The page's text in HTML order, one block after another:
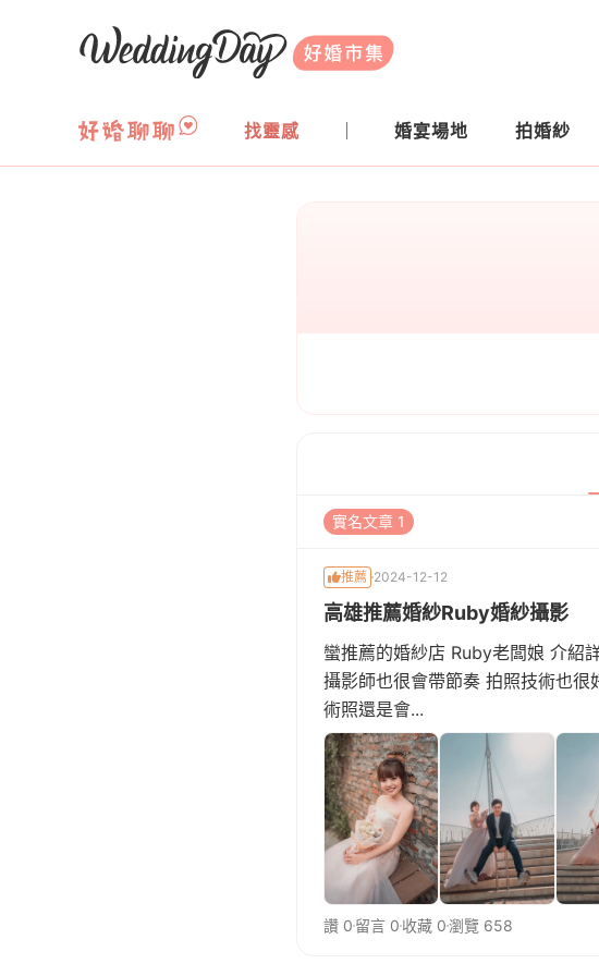
WeddingDay 好婚市集
找靈感 婚宴場地 拍婚紗
實名文章 1
推薦 2024-12-12
高雄推薦婚紗Ruby婚紗攝影
蠻推薦的婚紗店 Ruby老闆娘 介紹
攝影師也很會帶節奏 拍照技術也
術照還是會...
讚 0 留言 0 收藏 0瀏覽 658